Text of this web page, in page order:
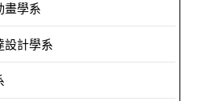
畫學系
設計學系